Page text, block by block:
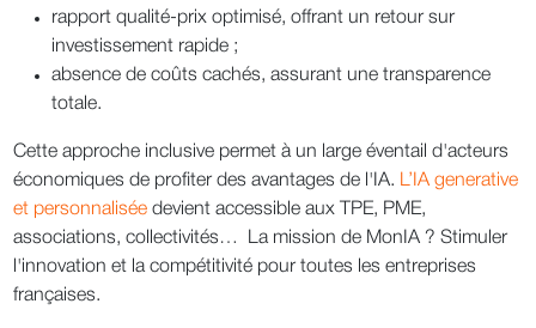
rapport qualité-prix optimisé, offrant un retour sur
investissement rapide ;
absence de coûts cachés, assurant une transparence
totale.
Cette approche inclusive permet à un large éventail d'acteurs
économiques de profiter des avantages de l'IA. L’IA generative
et personnalisée devient accessible aux TPE, PME,
associations, collectivités… La mission de MonIA ? Stimuler
l'innovation et la compétitivité pour toutes les entreprises
françaises.